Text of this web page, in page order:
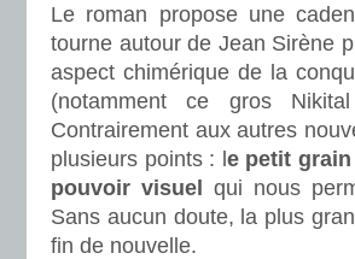
Le roman propose une
tourne autour de Jean Sirène
aspect chimérique de la
(notamment ce gros
Contrairement aux autres
plusieurs points : l e petit
pouvoir visuel
qui nous
Sans aucun doute, la plus
fin de nouvelle.